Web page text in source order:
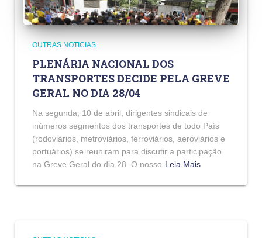
OUTRAS NOTICIAS
PLENÁRIA NACIONAL DOS
TRANSPORTES DECIDE PELA GREVE
GERAL NO DIA 28/04
Na segunda, 10 de abril, dirigentes sindicais de
inúmeros segmentos dos transportes de todo País
(rodoviários, metroviários, ferroviários, aeroviários e
portuários) se reuniram para discutir a participação
na Greve Geral do dia 28. O nosso Leia Mais